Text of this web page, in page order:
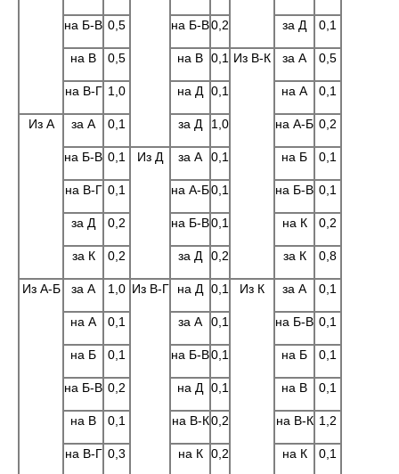
на Б-В 0,5 на Б-В0,2 за Д 0,1
на В 0,5 на В 0,1 Из В-К за А 0,5
на В-Г 1,0 на Д 0,1 на А 0,1
Из А за А 0,1 за Д 1,0 на А-Б 0,2
на Б-В 0,1 Из Д за А 0,1 на Б 0,1
на В-Г 0,1 на А-Б0,1 на Б-В 0,1
за Д 0,2 на Б-В0,1 на К 0,2
за К 0,2 за Д 0,2 за К 0,8
Из А-Б за А 1,0 Из В-Г на Д 0,1 Из К за А 0,1
на А 0,1 за А 0,1 на Б-В 0,1
на Б 0,1 на Б-В0,1 на Б 0,1
на Б-В 0,2 на Д 0,1 на В 0,1
на В 0,1 на В-К0,2 на В-К 1,2
на В-Г 0,3 на К 0,2 на К 0,1